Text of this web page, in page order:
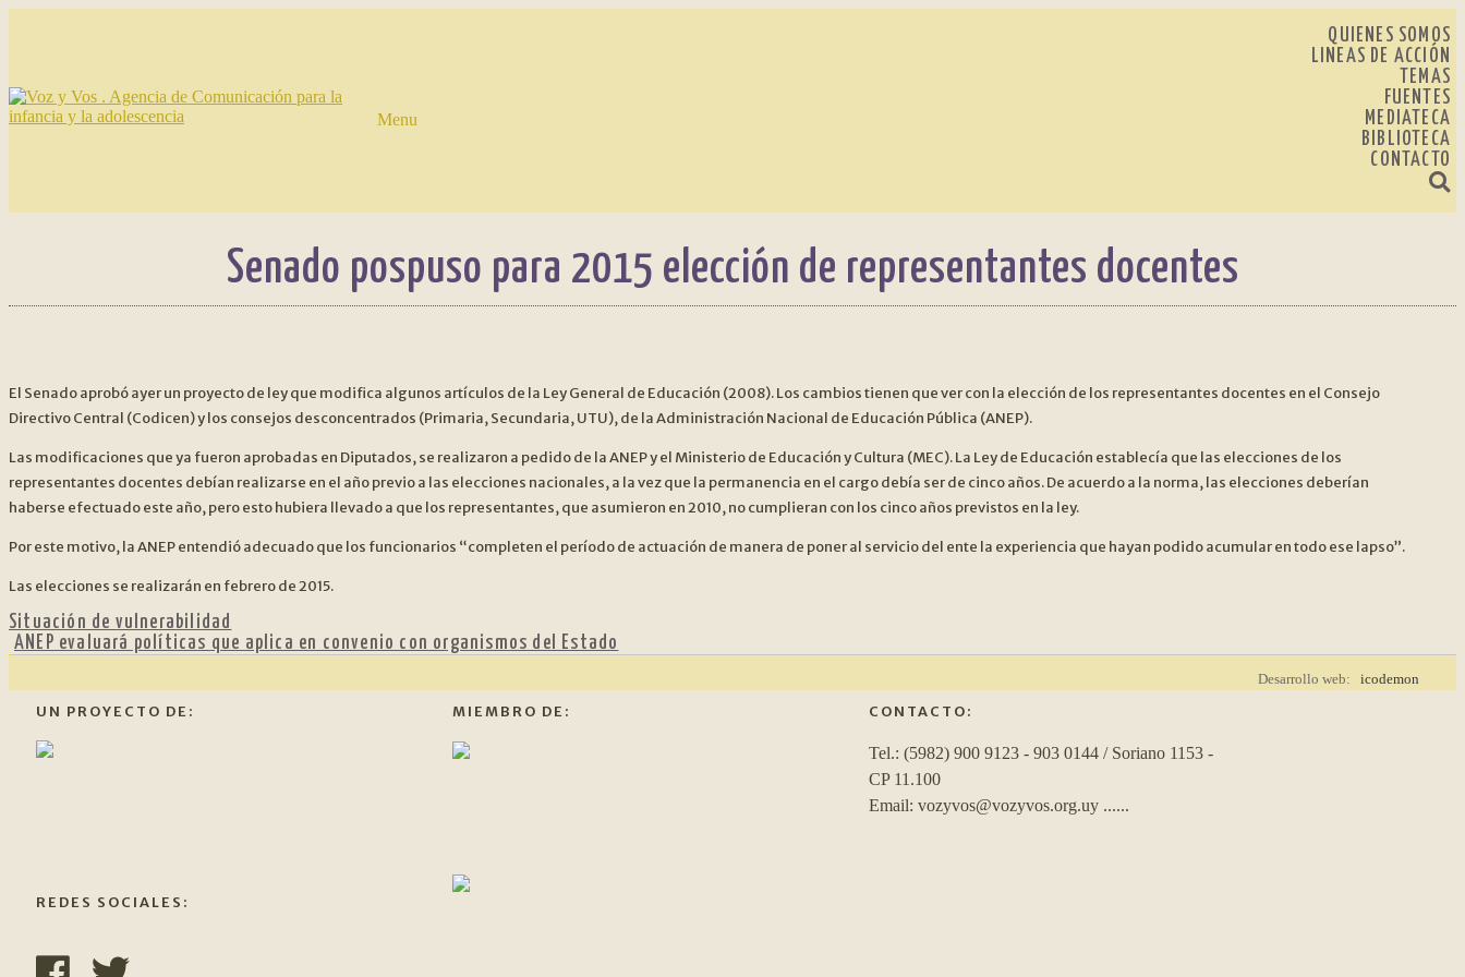
Ir
Ir
Menu
QUIENES SOMOS
LINEAS DE ACCIÓN
TEMAS
FUENTES
MEDIATECA
BIBLIOTECA
CONTACTO
Senado pospuso para 2015 elección de representantes docentes
El Senado aprobó ayer un proyecto de ley que modifica algunos artículos de la Ley General de Educación (2008). Los cambios tienen que ver con la elección de los representantes docentes en el Consejo
Directivo Central (Codicen) y los consejos desconcentrados (Primaria, Secundaria, UTU), de la Administración Nacional de Educación Pública (ANEP).
Las modificaciones que ya fueron aprobadas en Diputados, se realizaron a pedido de la ANEP y el Ministerio de Educación y Cultura (MEC). La Ley de Educación establecía que las elecciones de los
representantes docentes debían realizarse en el año previo a las elecciones nacionales, a la vez que la permanencia en el cargo debía ser de cinco años. De acuerdo a la norma, las elecciones deberían
haberse efectuado este año, pero esto hubiera llevado a que los representantes, que asumieron en 2010, no cumplieran con los cinco años previstos en la ley.
Por este motivo, la ANEP entendió adecuado que los funcionarios “completen el período de actuación de manera de poner al servicio del ente la experiencia que hayan podido acumular en todo ese lapso”.
Las elecciones se realizarán en febrero de 2015.
DE
ENTRADAS
Situación de vulnerabilidad
Siguiente:
ANEP evaluará políticas que aplica en convenio con organismos del Estado
UN PROYECTO DE: MIEMBRO DE: CONTACTO:
Tel.: (5982) 900 9123 - 903 0144 / Soriano 1153 -
CP 11.100
Email: vozyvos@vozyvos.org.uy ......
REDES SOCIALES:
Desarrollo web: icodemon